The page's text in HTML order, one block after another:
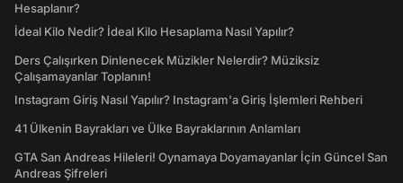
Hesaplanır?
İdeal Kilo Nedir? İdeal Kilo Hesaplama Nasıl Yapılır?
Ders Çalışırken Dinlenecek Müzikler Nelerdir? Müziksiz
Çalışamayanlar Toplanın!
Instagram Giriş Nasıl Yapılır? Instagram'a Giriş İşlemleri Rehberi
41 Ülkenin Bayrakları ve Ülke Bayraklarının Anlamları
GTA San Andreas Hileleri! Oynamaya Doyamayanlar İçin Güncel San
Andreas Şifreleri